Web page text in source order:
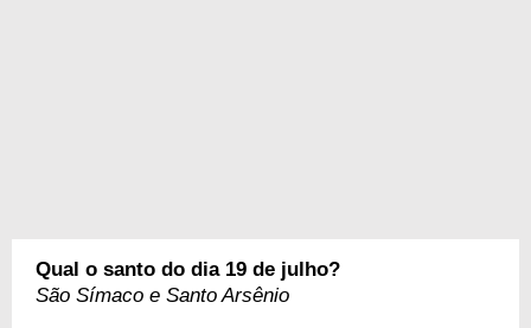
Qual o santo do dia 19 de julho?
São Símaco e Santo Arsênio